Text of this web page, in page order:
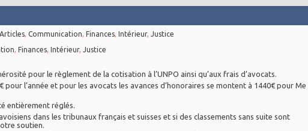
Articles, Communication Finances, Intérieur,
Justice
Finances, Intérieur, Justice
pour le règlement de la cotisation à l’UNPO ainsi qu’aux frais d’avocats.
pour l’année et pour les avocats les avances d’honoraires se montent à 1440€ pour Me
entièrement réglés.
dans les tribunaux français et suisses et si des classements sans suite sont
soutien.